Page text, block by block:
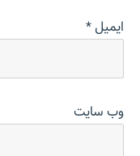
ایمیل*
وب‌ سایت